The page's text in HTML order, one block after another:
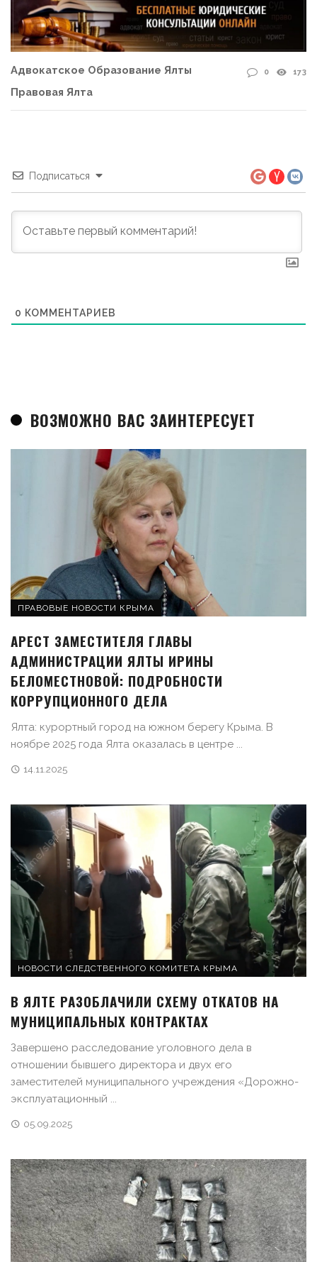
Адвокатское Образование Ялты
Правовая Ялта
0 173
Подписаться
0 КОММЕНТАРИЕВ
ВОЗМОЖНО ВАС ЗАИНТЕРЕСУЕТ
ПРАВОВЫЕ НОВОСТИ КРЫМА
АРЕСТ ЗАМЕСТИТЕЛЯ ГЛАВЫ
АДМИНИСТРАЦИИ ЯЛТЫ ИРИНЫ
БЕЛОМЕСТНОВОЙ: ПОДРОБНОСТИ
КОРРУПЦИОННОГО ДЕЛА
Ялта: курортный город на южном берегу Крыма. В
ноябре 2025 года Ялта оказалась в центре ...
14.11.2025
НОВОСТИ СЛЕДСТВЕННОГО КОМИТЕТА КРЫМА
В ЯЛТЕ РАЗОБЛАЧИЛИ СХЕМУ ОТКАТОВ НА
МУНИЦИПАЛЬНЫХ КОНТРАКТАХ
Завершено расследование уголовного дела в
отношении бывшего директора и двух его
заместителей муниципального учреждения «Дорожно-
эксплуатационный ...
05.09.2025